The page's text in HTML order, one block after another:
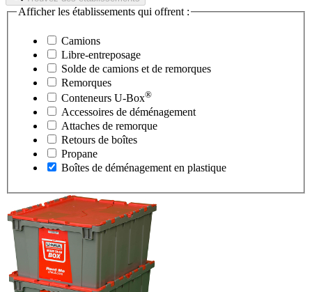
Afficher les établissements qui offrent :
Camions
Libre-entreposage
Solde de camions et de remorques
Remorques
Conteneurs U-Box®
Accessoires de déménagement
Attaches de remorque
Retours de boîtes
Propane
Boîtes de déménagement en plastique